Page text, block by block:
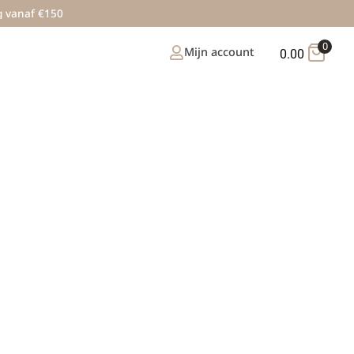
vanaf €150
Mijn account 0.00
0